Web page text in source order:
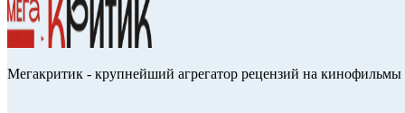
Мегакритик - крупнейший агрегатор рецензий на кинофильмы